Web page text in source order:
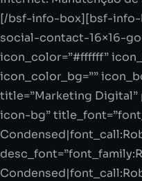
[/bsf-info-box][bsf-info-
social-contact-16×16-
icon_color=”#ffffff”
icon_color_bg=””
title=”Marketing Digital”
icon-bg”